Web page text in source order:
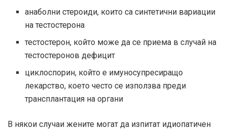
анаболни стероиди, които са синтетични вариации
на тестостерона
тестостерон, който може да се приема в случай на
тестостеронов дефицит
циклоспорин, който е имуносупресиращо
лекарство, което често се използва преди
трансплантация на органи
В някои случаи жените могат да изпитат идиопатичен